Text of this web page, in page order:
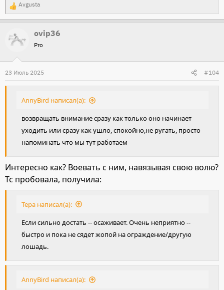
Р
е
а
к
и
и
Avgusta
ovip36
Pro
23 Июль 2025 #104
AnnyBird написал(а):
возвращать внимание сразу как только оно начинает
уходить или сразу как ушло, спокойно,не ругать, просто
напоминать что мы тут работаем
Интересно как? Воевать с ним, навязывая свою волю?
Тс пробовала, получила:
Тера написал(а):
Если сильно достать -- осаживает. Очень неприятно --
быстро и пока не сядет жопой на ограждение/другую
лошадь.
AnnyBird написал(а):